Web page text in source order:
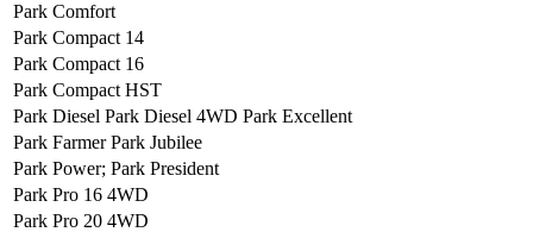
Park Comfort
Park Compact 14
Park Compact 16
Park Compact HST
Park Diesel Park Diesel 4WD Park Excellent
Park Farmer Park Jubilee
Park Power; Park President
Park Pro 16 4WD
Park Pro 20 4WD